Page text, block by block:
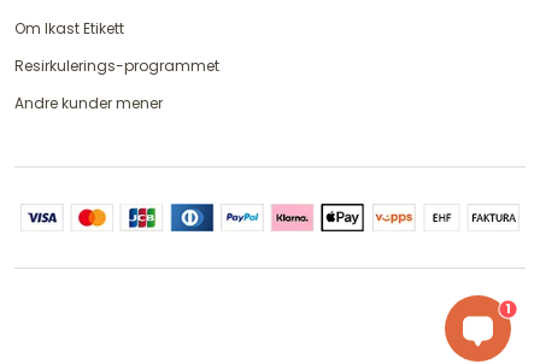
Om Ikast Etikett
Resirkulerings-programmet
Andre kunder mener
1